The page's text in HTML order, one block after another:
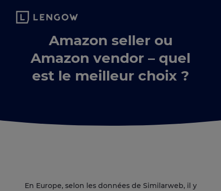
Amazon seller ou
Amazon vendor – quel
est le meilleur choix ?
En Europe, selon les données de Similarweb, il y